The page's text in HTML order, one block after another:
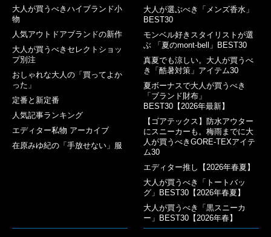
大人が買うべきハイブランド小
物
人気アウトドアブランドの新作
大人が買うべきセレクトショッ
プ別注
おしゃれな大人の「買ってよか
った」
定番と新定番
人気記事ランキング
エディター私物 アーカイブ
在原みゆ紀の「手放せない」服
大人が選ぶべき「メンズ香水」
BEST30
モンベル好きスタイリストが選
ぶ 「夏のmont-bell」BEST30
真夏でも涼しい。大人が買うべ
き「酷暑対策」アイテム30
夏ボーナスで大人が買うべき
「ブランド財布」
BEST30【2026年最新】
【ゴアテックス】防水アウター
にスニーカーも。梅雨までに大
人が買うべきGORE-TEXアイテ
ム30
エディター推し【2026年春夏】
大人が買うべき「トートバッ
グ」BEST30【2026年春夏】
大人が買うべき「黒スニーカ
ー」BEST30【2026年春】